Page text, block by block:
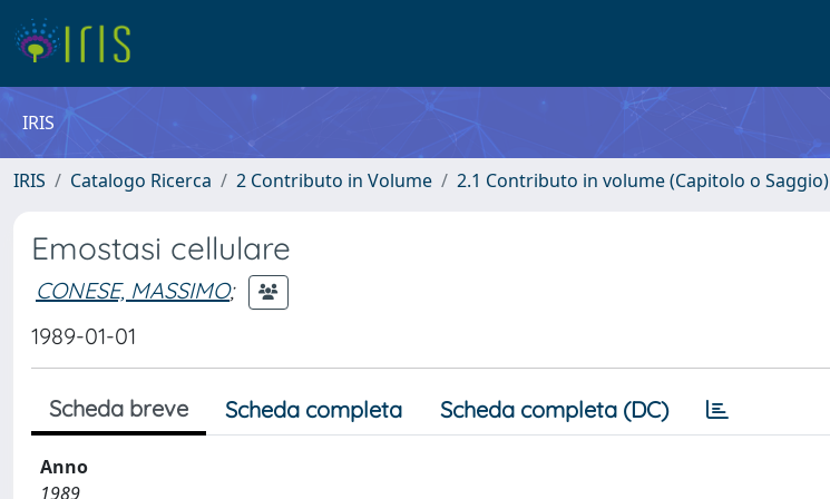
IRIS
IRIS Catalogo Ricerca 2 Contributo in Volume 2.1 Contributo in volume (Capitolo o Saggio)
Emostasi cellulare
CONESE, MASSIMO;
1989-01-01
Scheda breve Scheda completa Scheda completa (DC)
Anno
1989